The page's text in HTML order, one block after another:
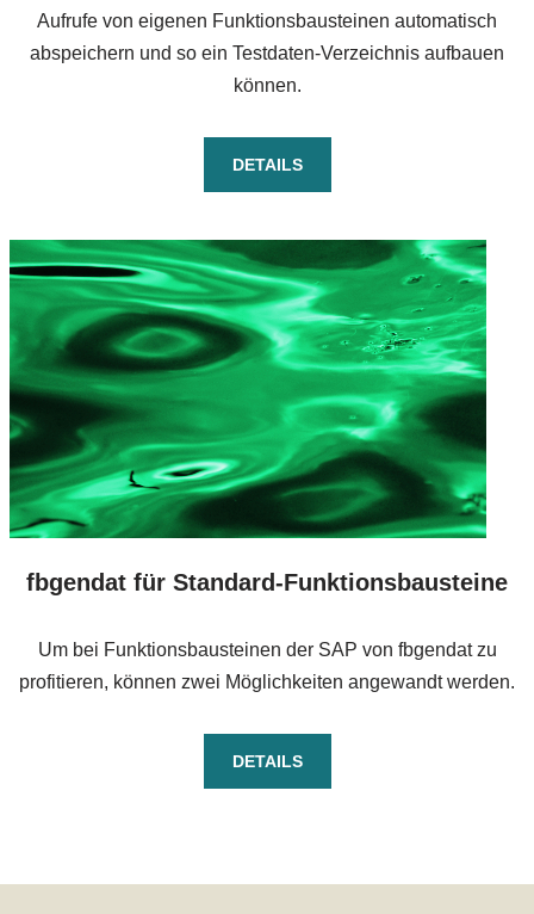
Aufrufe von eigenen Funktionsbausteinen automatisch
abspeichern und so ein Testdaten-Verzeichnis aufbauen
können.
DETAILS
fbgendat für Standard-Funktionsbausteine
Um bei Funktionsbausteinen der SAP von fbgendat zu
profitieren, können zwei Möglichkeiten angewandt werden.
DETAILS